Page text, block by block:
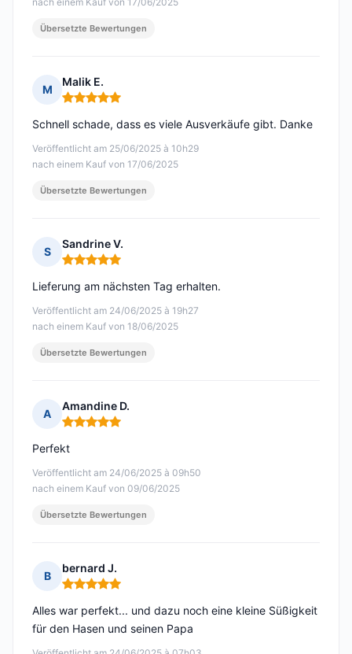
Übersetzte Bewertungen
M
Malik E.
Hinweis: 5 von 5
Veröffentlicht am 25/06/2025 à 10h29
nach einem Kauf von 17/06/2025
Schnell schade, dass es viele Ausverkäufe gibt. Danke
Übersetzte Bewertungen
S
Sandrine V.
Hinweis: 5 von 5
Veröffentlicht am 24/06/2025 à 19h27
nach einem Kauf von 18/06/2025
Lieferung am nächsten Tag erhalten.
Übersetzte Bewertungen
A
Amandine D.
Hinweis: 5 von 5
Veröffentlicht am 24/06/2025 à 09h50
nach einem Kauf von 09/06/2025
Perfekt
Übersetzte Bewertungen
B
bernard J.
Hinweis: 5 von 5
Alles war perfekt... und dazu noch eine kleine Süßigkeit
für den Hasen und seinen Papa